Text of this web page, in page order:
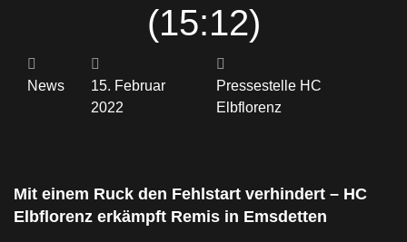
(15:12)
News
15. Februar
2022
Pressestelle HC
Elbflorenz
Mit einem Ruck den Fehlstart verhindert – HC
Elbflorenz erkämpft Remis in Emsdetten